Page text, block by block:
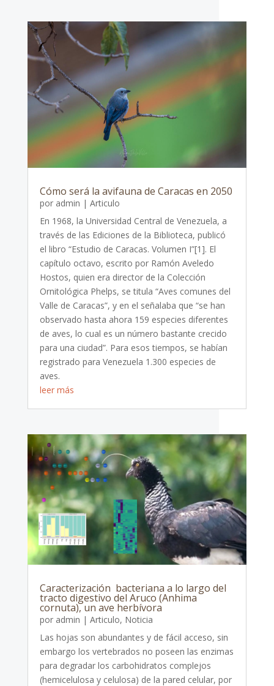
Cómo será la avifauna de Caracas en 2050
por admin | Articulo
En 1968, la Universidad Central de Venezuela, a
través de las Ediciones de la Biblioteca, publicó
el libro “Estudio de Caracas. Volumen I”[1]. El
capítulo octavo, escrito por Ramón Aveledo
Hostos, quien era director de la Colección
Ornitológica Phelps, se titula “Aves comunes del
Valle de Caracas”, y en el señalaba que “se han
observado hasta ahora 159 especies diferentes
de aves, lo cual es un número bastante crecido
para una ciudad”. Para esos tiempos, se habían
registrado para Venezuela 1.300 especies de
aves.
leer más
Caracterización bacteriana a lo largo del
tracto digestivo del Aruco (Anhima
cornuta), un ave herbívora
por admin | Articulo, Noticia
Las hojas son abundantes y de fácil acceso, sin
embargo los vertebrados no poseen las enzimas
para degradar los carbohidratos complejos
(hemicelulosa y celulosa) de la pared celular, por